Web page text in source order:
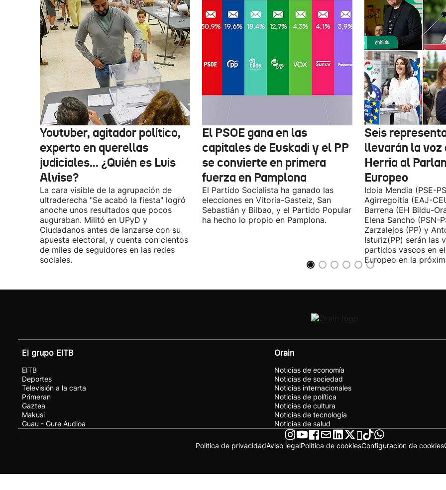
Youtuber, agitador político,
experto en querellas
judiciales... ¿Quién es Luis
Alvise?
La cara visible de la agrupación de
ultraderecha "Se acabó la fiesta" logró
anoche unos resultados que pocos
auguraban. Militó en UPyD y
Ciudadanos antes de lanzarse con su
apuesta electoral, y cuenta con cientos
de miles de seguidores en las redes
sociales.
El PSOE gana en las
capitales de Euskadi y el PP
se convierte en primera
fuerza en Pamplona
El Partido Socialista ha ganado las
elecciones en Vitoria-Gasteiz, San
Sebastián y Bilbao, y el Partido Popular
ha hecho lo propio en Pamplona.
Seis
llevarán la voz
Herria al
Europeo
Idoia Mendia (PSE-
Agirregoitia (EAJ-
Barrena (EH Bildu-
Elena Sancho (PSN-
Zarzalejos (PP) y
Isturiz(PP) serán las
partidos vascos en
Europeo en la
El grupo EITB
EITB
Deportes
Televisión a la carta
Primeran
Gaztea
Makusi
Guau - Gure Audioa
Orain
Noticias de economía
Noticias de sociedad
Noticias internacionales
Noticias de política
Noticias de cultura
Noticias de tecnología
Noticias de salud
Política de privacidadAviso legalPolítica de cookiesConfiguración de cookies